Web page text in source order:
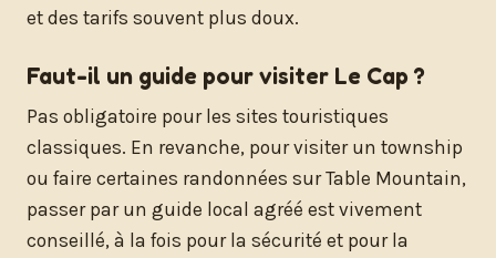
et des tarifs souvent plus doux.
Faut-il un guide pour visiter Le Cap ?
Pas obligatoire pour les sites touristiques
classiques. En revanche, pour visiter un township
ou faire certaines randonnées sur Table Mountain,
passer par un guide local agréé est vivement
conseillé, à la fois pour la sécurité et pour la